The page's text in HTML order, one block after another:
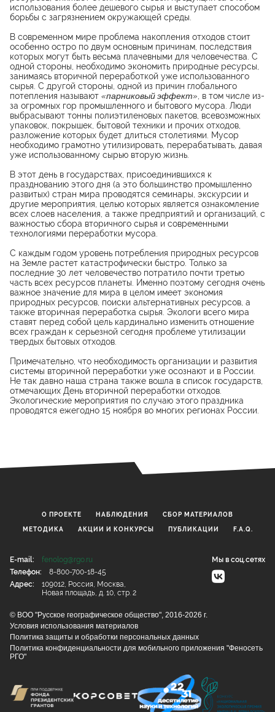
использования более дешевого сырья и выступает способом
борьбы с загрязнением окружающей среды.
В современном мире проблема накопления отходов стоит
особенно остро по двум основным причинам, последствия
которых могут быть весьма плачевными для человечества. С
одной стороны, необходимо экономить природные ресурсы,
занимаясь вторичной переработкой уже использованного
сырья. С другой стороны, одной из причин глобального
потепления называют «парниковый эффект» , в том числе из-
за огромных гор промышленного и бытового мусора. Люди
выбрасывают тонны полиэтиленовых пакетов, всевозможных
упаковок, покрышек, бытовой техники и прочих отходов,
разложение которых будет длиться столетиями. Мусор
необходимо грамотно утилизировать, перерабатывать, давая
уже использованному сырью вторую жизнь.
В этот день в государствах, присоединившихся к
празднованию этого дня (а это большинство промышленно
развитых) стран мира проводятся семинары, экскурсии и
другие мероприятия, целью которых является ознакомление
всех слоев населения, а также предприятий и организаций, с
важностью сбора вторичного сырья и современными
технологиями переработки мусора.
С каждым годом уровень потребления природных ресурсов
на Земле растет катастрофически быстро. Только за
последние 30 лет человечество потратило почти третью
часть всех ресурсов планеты. Именно поэтому сегодня очень
важное значение для мира в целом имеет экономия
природных ресурсов, поиски альтернативных ресурсов, а
также вторичная переработка сырья. Экологи всего мира
ставят перед собой цель кардинально изменить отношение
всех граждан к серьезной сегодня проблеме утилизации
твердых бытовых отходов.
Примечательно, что необходимость организации и развития
системы вторичной переработки уже осознают и в России.
Не так давно наша страна также вошла в список государств,
отмечающих День вторичной переработки отходов.
Экологические мероприятия по случаю этого праздника
проводятся ежегодно 15 ноября во многих регионах России.
О ПРОЕКТЕ НАБЛЮДЕНИЯ CБОР МАТЕРИАЛОВ
МЕТОДИКА АКЦИИ И КОНКУРСЫ ПУБЛИКАЦИИ F.A.Q.
Мы в соц.сетях
E-mail:
fenolog@rgo.ru
Телефон:
8-800-700-18-45
Адрес:
109012, Россия, Москва,
Новая площадь, д. 10, стр. 2
© ВОО "Русское географическое общество", 2016-2026 г.
Условия использования материалов
Политика защиты и обработки персональных данных
Политика конфиденциальности для мобильного приложения "Феносеть
РГО"